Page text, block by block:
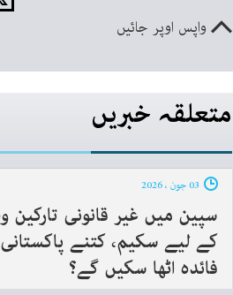
واپس اوپر جائیں
متعلقہ خبریں
سپین میں غیر قانونی تارکین
کے لیے سکیم، کتنے پاکستانی
فائدہ اٹھا سکیں گے؟